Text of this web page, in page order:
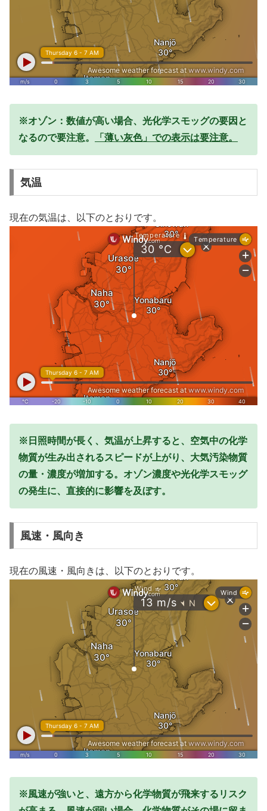
※オゾン：数値が高い場合、光化学スモッグの要因と
なるので要注意。
「薄い灰色」での表示は要注意。
気温
現在の気温は、以下のとおりです。
※日照時間が長く、気温が上昇すると、空気中の化学
物質が生み出されるスピードが上がり、大気汚染物質
の量・濃度が増加する。オゾン濃度や光化学スモッグ
の発生に、直接的に影響を及ぼす。
風速・風向き
現在の風速・風向きは、以下のとおりです。
※風速が強いと、遠方から化学物質が飛来するリスク